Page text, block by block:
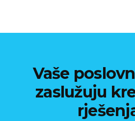
Vaše
zaslužuju